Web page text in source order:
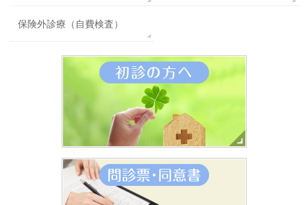
保険外診療（自費検査）